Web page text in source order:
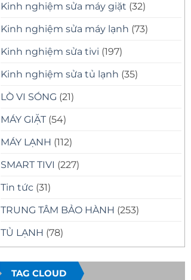
Kinh nghiệm sửa máy giặt (32)
Kinh nghiệm sửa máy lạnh (73)
Kinh nghiệm sửa tivi (197)
Kinh nghiệm sửa tủ lạnh (35)
LÒ VI SÓNG (21)
MÁY GIẶT (54)
MÁY LẠNH (112)
SMART TIVI (227)
Tin tức (31)
TRUNG TÂM BẢO HÀNH (253)
TỦ LẠNH (78)
TAG CLOUD